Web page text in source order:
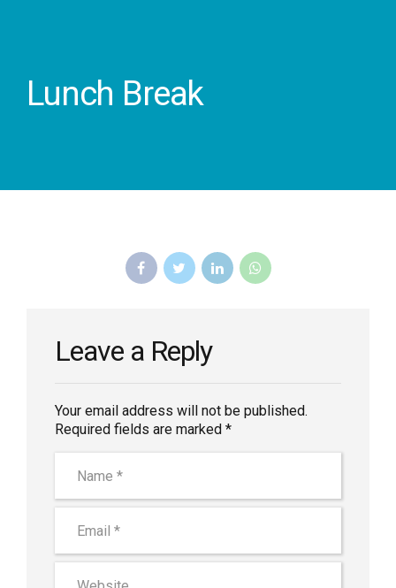
Lunch Break
Leave a Reply
Your email address will not be published.
Required fields are marked *